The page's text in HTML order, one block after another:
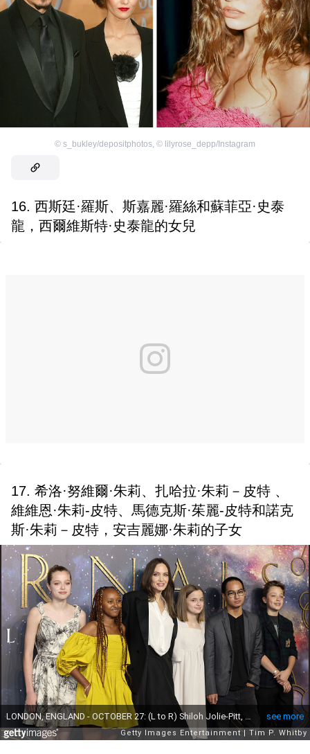
© s_bukley/depositphotos © lilyrose_depp/Instagram
16. 西斯廷·羅斯、斯嘉麗·羅絲和蘇菲亞·史泰
龍，西爾維斯特·史泰龍的女兒
17. 希洛·努維爾·朱莉、扎哈拉·朱莉－皮特 、
維維恩·朱莉-皮特、馬德克斯·茱麗-皮特和諾克
斯·朱莉－皮特，安吉麗娜·朱莉的子女